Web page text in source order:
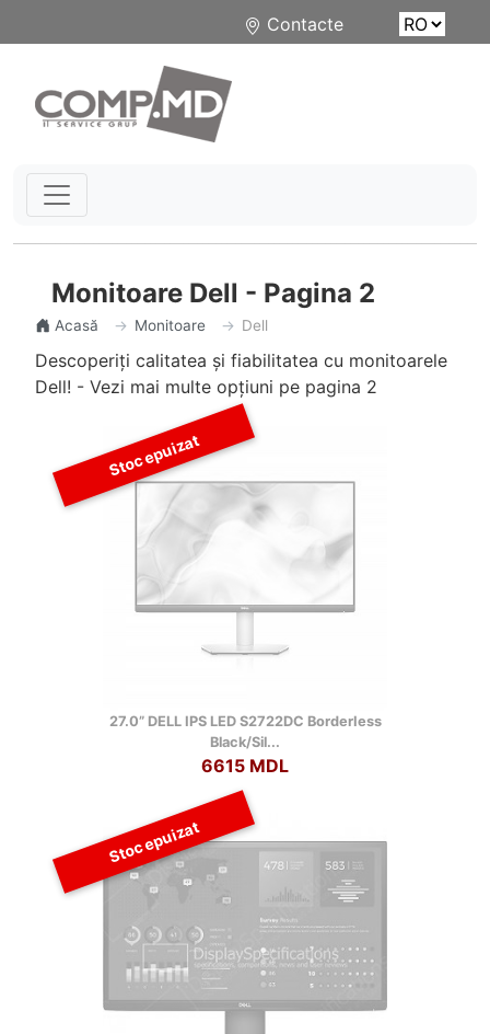
Contacte
Monitoare Dell - Pagina 2
Acasă Monitoare Dell
Descoperiți calitatea și fiabilitatea cu monitoarele
Dell! - Vezi mai multe opțiuni pe pagina 2
Stoc epuizat
27.0” DELL IPS LED S2722DC BorderIess
Black/Sil...
6615 MDL
Stoc epuizat